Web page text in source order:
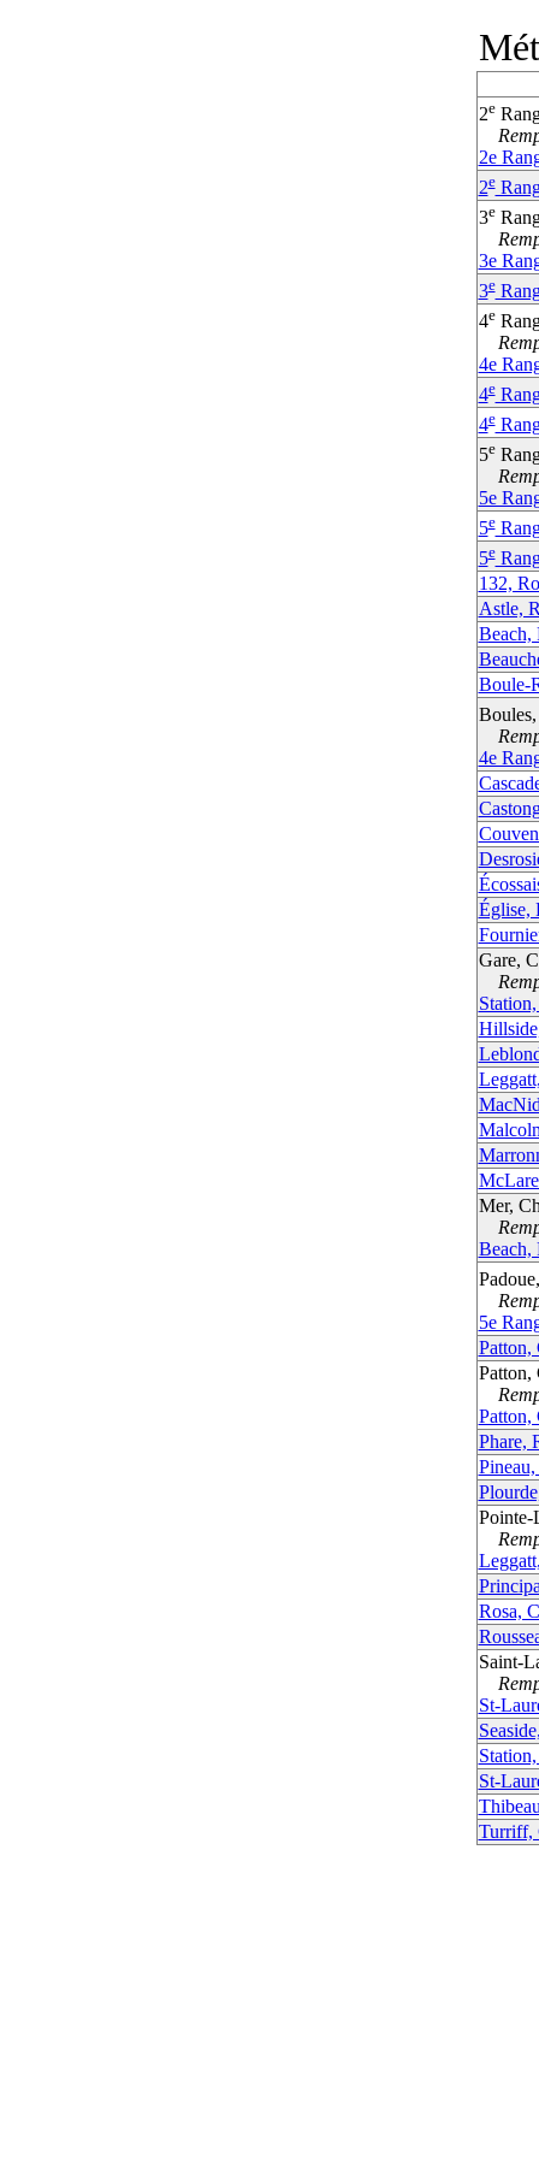
2e
2e
2e
3e
3e
3e
4e
4e
4e
4e
5e
5e
5e
5e
132,
Astle,
Beach,
Boule-
4e
Église,
Gare,
Mer,
Beach,
5e
Patton,
Patton,
Patton,
Phare,
Pointe-
Rosa,
Saint-
St-
St-
Turriff,